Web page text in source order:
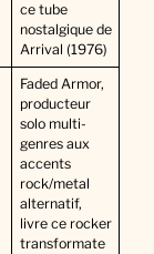
ce tube
nostalgique de
Arrival (1976)
Faded Armor,
producteur
solo multi-
genres aux
accents
rock/metal
alternatif,
livre ce rocker
transformate